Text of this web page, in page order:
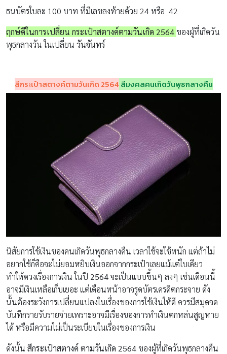
ธนบัตรใบละ 100 บาท ที่มีเลขลงท้ายด้วย 24 หรือ 42
ฤกษ์ดีในการเปลี่ยน กระเป๋าสตางค์ตามวันเกิด 2564 ของผู้ที่เกิดวัน
พุธกลางวัน ในเปลี่ยน วันจันทร์
สีกระเป๋าสตางค์ตามวันเกิด 2564 สีมงคลคนเกิดวันพุธกลางคืน
นิสัยการใช้เงินของคนเกิดวันพุธกลางคืน เวลาใช้จะใช้หนัก แต่ถ้าไม่
อยากใช้ก็คือจะไม่ยอมหยิบเงินออกจากกระเป๋าเลยแม้แต่ใบเดียว
ทำให้ดวงเรื่องการเงิน ในปี 2564จะเป็นแบบขึ้นๆ ลงๆ เช่นเดือนนี้
อาจมีเงินเหลือเก็บเยอะ แต่เดือนหน้าอาจรูดบัตรเครดิตกระจาย ดัง
นั้นต้องระวังการเปลี่ยนแปลงในเรื่องของการใช้เงินให้ดี ควรมีสมุดจด
บันทึกรายรับรายจ่ายเพราะอาจมีเรื่องของการทำเงินตกหล่นสูญหาย
ได้ หรือมีความไม่เป็นระเบียบในเรื่องของการเงิน
ดังนั้น สีกระเป๋าสตางค์ ตามวันเกิด 2564 ของผู้ที่เกิดวันพุธกลางคืน